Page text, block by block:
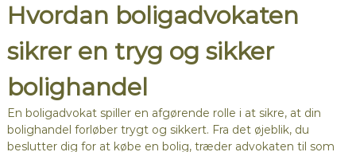
Hvordan boligadvokaten
sikrer en tryg og sikker
bolighandel
En boligadvokat spiller en afgørende rolle i at sikre, at din
bolighandel forløber trygt og sikkert. Fra det øjeblik, du
beslutter dig for at købe en bolig, træder advokaten til som